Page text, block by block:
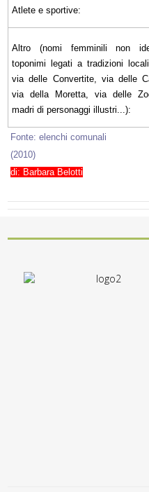
Atlete e sportive:
Altro (nomi femminili non
toponimi legati a tradizioni
via delle Convertite, via delle
via della Moretta, via delle
madri di personaggi illustri...):
Fonte: elenchi comunali
di: Barbara Belotti